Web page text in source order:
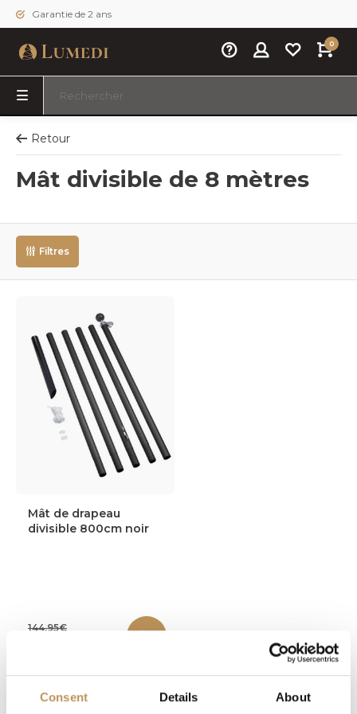
Consent Details About
Garantie de 2 ans
0
Retour
Mât divisible de 8 mètres
Filtres
Mât de drapeau
divisible 800cm noir
144,95€